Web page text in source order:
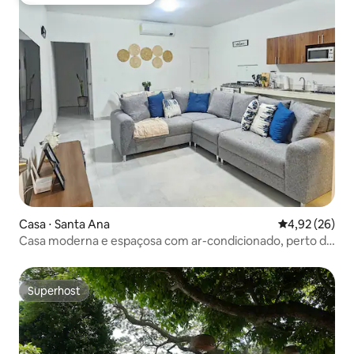
Casa ⋅ Santa Ana 4,92 de uma
4,92 (26)
Casa moderna e espaçosa com ar-condicionado, perto do
Superhost
Superhost